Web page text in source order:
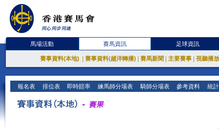
馬場活動 賽馬資訊 足球資訊
賽事資料(本地) 賽事資料(越洋轉播) 賽馬新聞 主要賽事 視聽播
報名表 排位表 即時賠率 練馬師分場表 騎師分場表 參考資料 統